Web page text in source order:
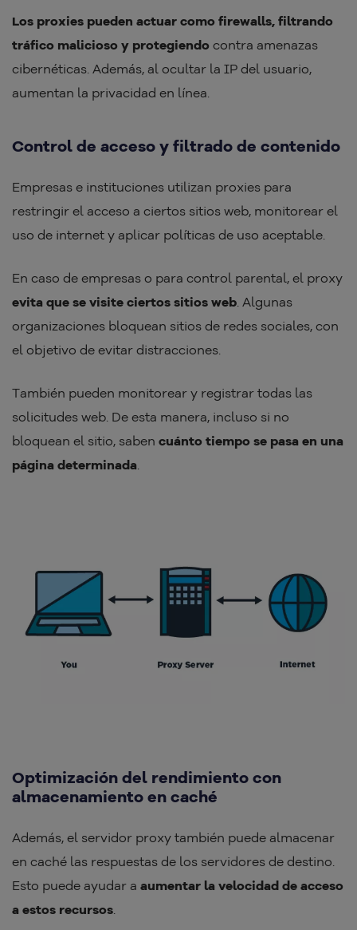
Los proxies pueden actuar como firewalls, filtrando
tráfico malicioso y protegiendo contra amenazas
cibernéticas. Además, al ocultar la IP del usuario,
aumentan la privacidad en línea.
Control de acceso y filtrado de contenido
Empresas e instituciones utilizan proxies para
restringir el acceso a ciertos sitios web, monitorear el
uso de internet y aplicar políticas de uso aceptable.
En caso de empresas o para control parental, el proxy
evita que se visite ciertos sitios web . Algunas
organizaciones bloquean sitios de redes sociales, con
el objetivo de evitar distracciones.
También pueden monitorear y registrar todas las
solicitudes web. De esta manera, incluso si no
bloquean el sitio, saben cuánto tiempo se pasa en una
página determinada
Optimización del rendimiento con
almacenamiento en caché
Además, el servidor proxy también puede almacenar
en caché las respuestas de los servidores de destino.
Esto puede ayudar a aumentar la velocidad de acceso
a estos recursos.